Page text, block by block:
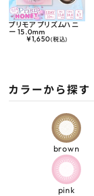
プリモア プリズムハニ
ー 15.0mm
¥1,650(税込)
カラーから探す
brown
pink